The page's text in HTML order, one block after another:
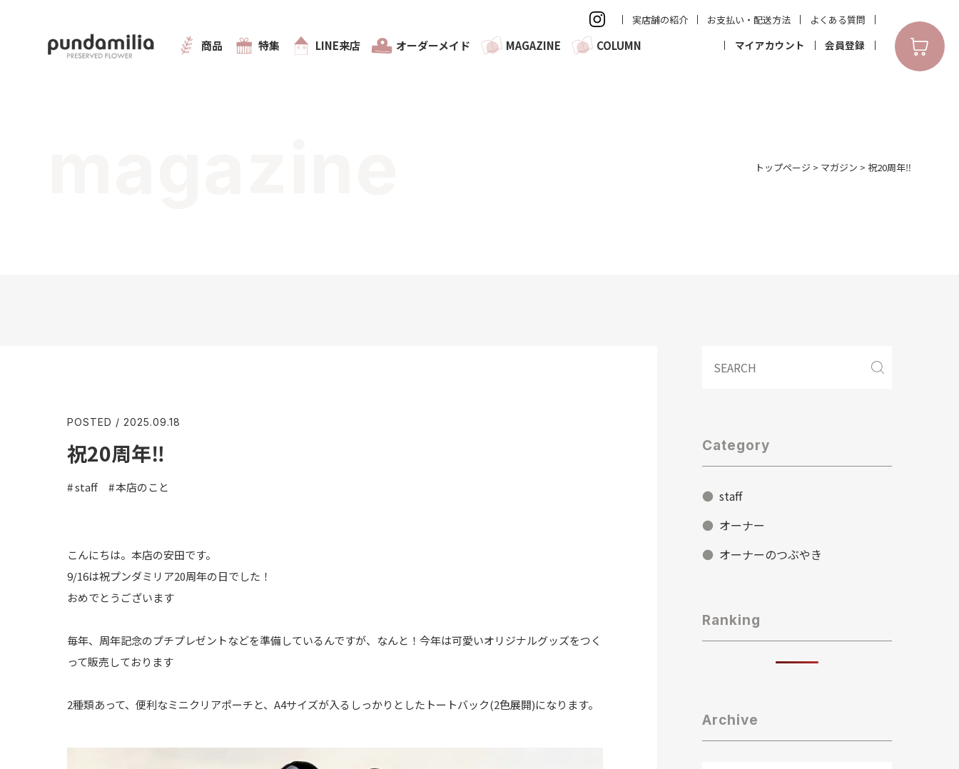
実店舗の紹介 お支払い・配送方法 よくある質問
商品 特集 LINE来店 オーダーメイド MAGAZINE COLUMN マイアカウント 会員登録
トップページ > マガジン > 祝20周年‼︎
POSTED / 2025.09.18
祝20周年‼︎
staff 本店のこと
こんにちは。本店の安田です。
9/16は祝プンダミリア20周年の日でした！
おめでとうございます
毎年、周年記念のプチプレゼントなどを準備しているんですが、なんと！今年は可愛いオリジナルグッズをつく
って販売しております
2種類あって、便利なミニクリアポーチと、A4サイズが入るしっかりとしたトートバック(2色展開)になります。
Category
staff
オーナー
オーナーのつぶやき
Ranking
Archive